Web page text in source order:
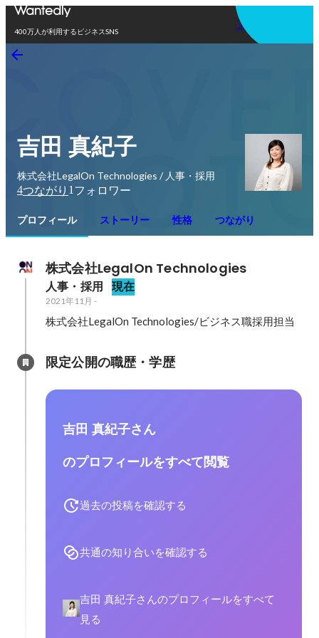
400万人が利用するビジネスSNS
アプリを使う
吉田 真紀子
株式会社LegalOn Technologies / 人事・採用
4つながり 1 フォロワー
プロフィール ストーリー 性格 つながり
株式会社LegalOn Technologies
人事・採用 現在
2021年11月 -
株式会社LegalOn Technologies/ビジネス職採用担当
限定公開の職歴・学歴
吉田 真紀子さん
のプロフィールをすべて閲覧
過去の投稿を確認する
共通の知り合いを確認する
吉田 真紀子さんのプロフィールをすべて
見る